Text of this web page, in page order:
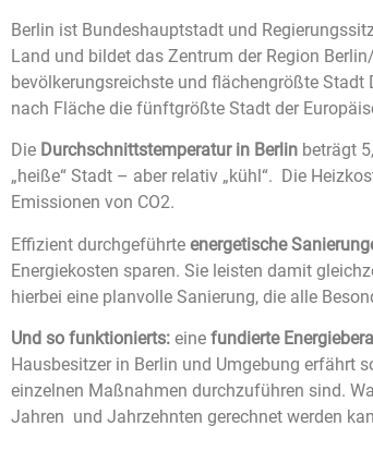
Berlin ist Bundeshauptstadt und
Land und bildet das Zentrum der Region
bevölkerungsreichste und flächengrößte
nach Fläche die fünftgrößte Stadt der
Die Durchschnittstemperatur in Berlin beträgt
„heiße“ Stadt – aber relativ „kühl“. Die
Emissionen von CO2.
Effizient durchgeführte energetische
Energiekosten sparen. Sie leisten damit
hierbei eine planvolle Sanierung, die alle
Und so funktionierts: eine fundierte
Hausbesitzer in Berlin und Umgebung erfährt
einzelnen Maßnahmen durchzuführen sind.
Jahren und Jahrzehnten gerechnet werden